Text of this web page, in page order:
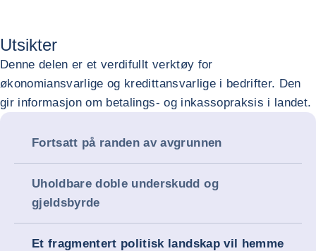
Utsikter
Denne delen er et verdifullt verktøy for
økonomiansvarlige og kredittansvarlige i bedrifter. Den
gir informasjon om betalings- og inkassopraksis i landet.
Fortsatt på randen av avgrunnen
Uholdbare doble underskudd og
gjeldsbyrde
Et fragmentert politisk landskap vil hemme